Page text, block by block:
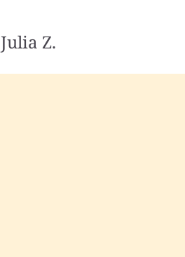
Julia Z.